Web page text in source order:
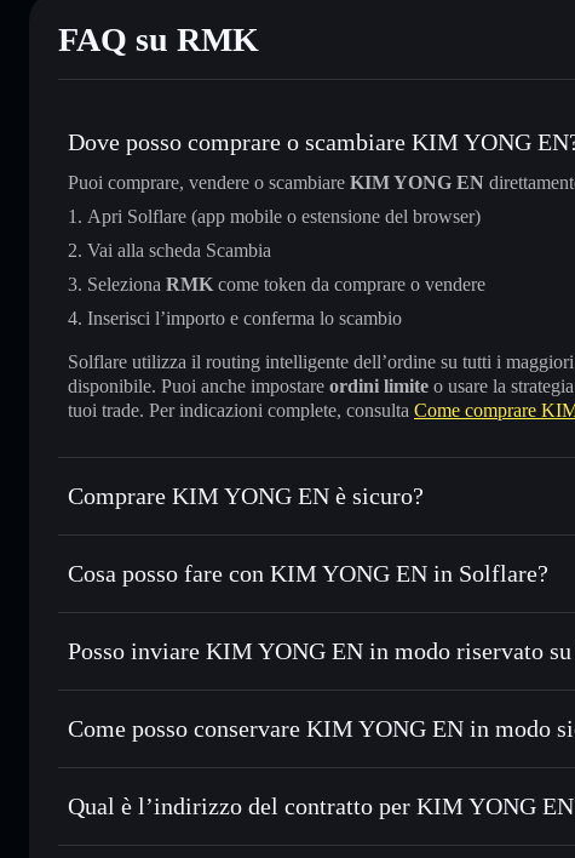
FAQ su RMK
Dove posso comprare o scambiare KIM YONG
Puoi comprare, vendere o scambiare KIM YONG EN
Apri Solflare (app mobile o estensione del browser)
Vai alla scheda Scambia
Seleziona RMK come token da comprare o vendere
Inserisci l’importo e conferma lo scambio
Solflare utilizza il routing intelligente dell’ordine su tutti i
disponibile. Puoi anche impostare ordini limite o usare la strategia
tuoi trade. Per indicazioni complete, consulta Come comprare
Comprare KIM YONG EN è sicuro?
KIM YONG EN non è verificato
Cosa posso fare con KIM YONG EN in Solflare?
KIM YONG EN
wallet Solflare
Scambiare istantaneamente— scambia RMK in SOL, USDC
Usare il DCA— applica la strategia dollar-cost average su
Inviare in modo riservato— trasferisci RMK senza collegare
privacy incorporato di Solflare
Posso inviare KIM YONG EN in modo riservato su
Aggregatore di privacy
Come posso conservare KIM YONG EN in modo
KIM YONG EN
Aggregatore di privacy
Qual è l’indirizzo del contratto per KIM YONG
KIM YONG EN